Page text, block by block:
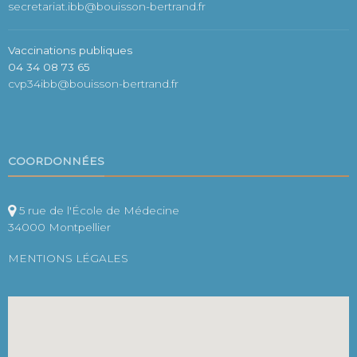
secretariat.ibb@bouisson-bertrand.fr
Vaccinations publiques
04 34 08 73 65
cvp34ibb@bouisson-bertrand.fr
COORDONNÉES
5 rue de l'École de Médecine
34000 Montpellier
MENTIONS LÉGALES